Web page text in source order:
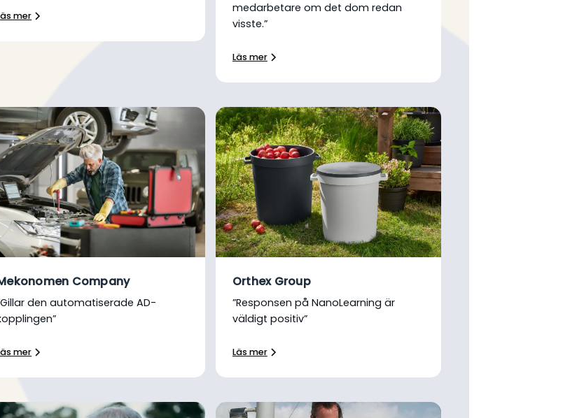
mer
medarbetare om det dom redan
visste.”
Läs mer
Company
den automatiserade AD-
mer
Orthex Group
”Responsen på NanoLearning är
väldigt positiv”
Läs mer